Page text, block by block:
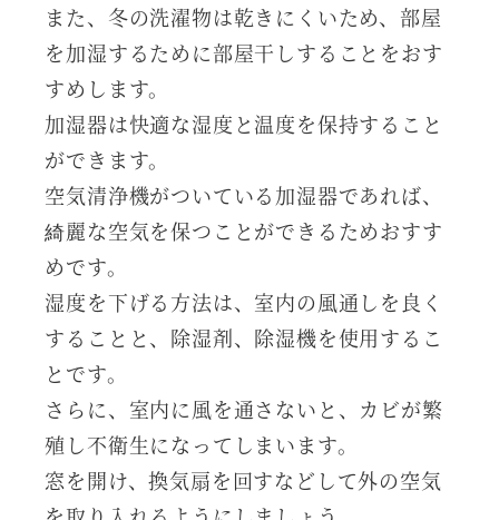
また、冬の洗濯物は乾きにくいため、部屋
を加湿するために部屋干しすることをおす
すめします。
加湿器は快適な湿度と温度を保持すること
ができます。
空気清浄機がついている加湿器であれば、
綺麗な空気を保つことができるためおすす
めです。
湿度を下げる方法は、室内の風通しを良く
することと、除湿剤、除湿機を使用するこ
とです。
さらに、室内に風を通さないと、カビが繁
殖し不衛生になってしまいます。
窓を開け、換気扇を回すなどして外の空気